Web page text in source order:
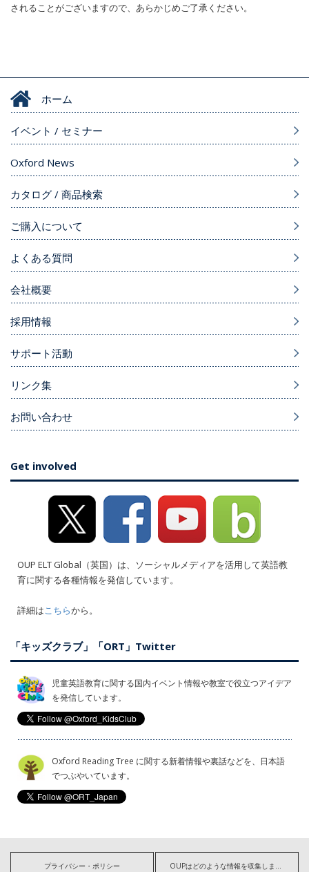
されることがございますので、あらかじめご了承ください。
ホーム
イベント / セミナー
Oxford News
カタログ / 商品検索
ご購入について
よくある質問
会社概要
採用情報
サポート活動
リンク集
お問い合わせ
Get involved
OUP ELT Global（英国）は、ソーシャルメディアを活用して英語教
育に関する各種情報を発信しています。
詳細はこちらから。
「キッズクラブ」「ORT」Twitter
児童英語教育に関する国内イベント情報や教室で役立つアイデア
を発信しています。
Oxford Reading Tree に関する新着情報や裏話などを、日本語
でつぶやいています。
プライバシー・ポリシー